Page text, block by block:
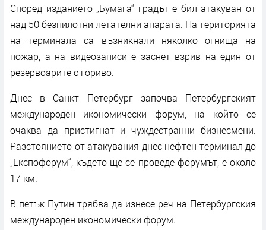
Според изданието „Бумага“ градът е бил атакуван от
над 50 безпилотни летателни апарата. На територията
на терминала са възникнали няколко огнища на
пожар, а на видеозаписи е заснет взрив на един от
резервоарите с гориво.
Днес в Санкт Петербург започва Петербургският
международен икономически форум, на който се
очаква да пристигнат и чуждестранни бизнесмени.
Разстоянието от атакувания днес нефтен терминал до
„Експофорум“, където ще се проведе форумът, е около
17 км.
В петък Путин трябва да изнесе реч на Петербургския
международен икономически форум.